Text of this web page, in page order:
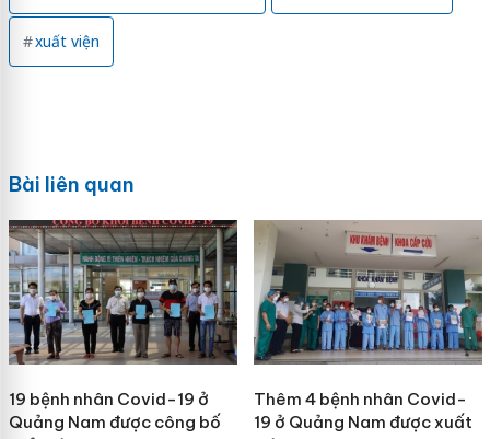
xuất viện
Bài liên quan
19 bệnh nhân Covid-19 ở
Quảng Nam được công bố
Thêm 4 bệnh nhân Covid-
19 ở Quảng Nam được xuất